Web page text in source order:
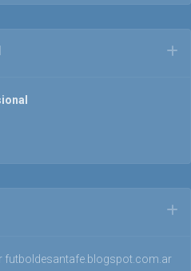
futboldesantafe.blogspot.com.ar